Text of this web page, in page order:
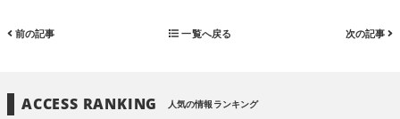
前の記事 一覧へ戻る 次の記事
ACCESS RANKING 人気の情報ランキング